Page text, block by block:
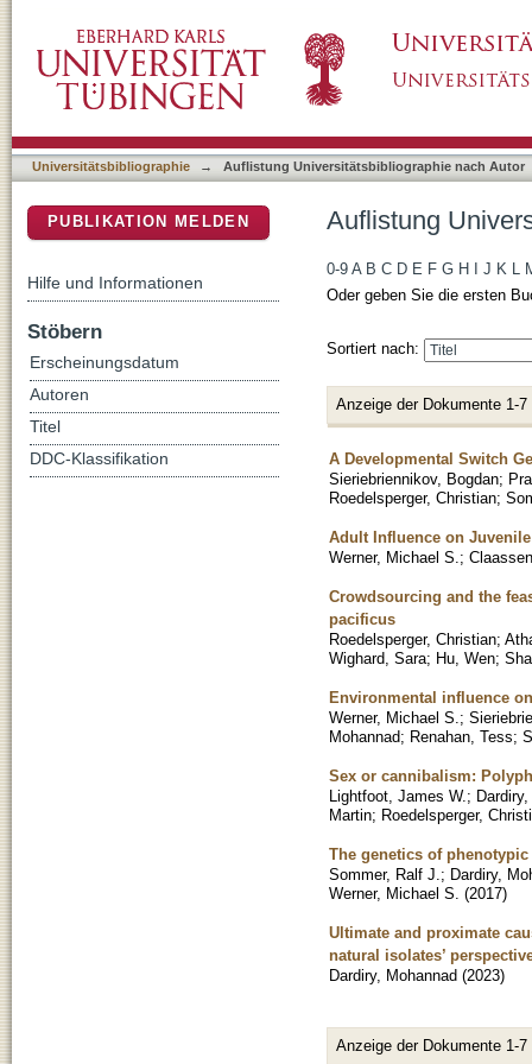
Universitätsbibliographie → Auflistung Universitätsbibliographie nach Autor
Auflistung
0-9 A B C D E F G H J K L
Oder geben Sie die ersten
Sortiert nach:
Anzeige der Dokumente 1-7
A Developmental Switch
Sieriebriennikov, Bogdan;
Roedelsperger, Christian;
Adult Influence on
Werner, Michael S. ;
Crowdsourcing and the
pacificus
Roedelsperger, Christian;
Wighard, Sara; Hu, Wen;
Environmental influence
Werner, Michael S. ;
Mohannad; Renahan, Tess;
Sex or cannibalism:
Lightfoot, James W. ;
Martin; Roedelsperger,
The genetics of
Sommer, Ralf J. ; Dardiry,
Werner, Michael S. (2017)
Ultimate and proximate
natural isolates’
Dardiry, Mohannad (2023)
Anzeige der Dokumente 1-7
PUBLIKATION MELDEN
Hilfe und Informationen
Stöbern
Erscheinungsdatum
Autoren
Titel
DDC-Klassifikation